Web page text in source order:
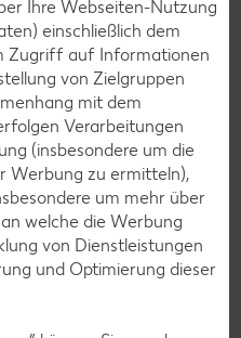
WhatsApp, Signal, Threema
anmelden
Ihre Webseiten-Nutzung
einschließlich dem
Zugriff auf Informationen
von Zielgruppen
mit dem
Verarbeitungen
(insbesondere um die
Werbung zu ermitteln),
um mehr über
welche die Werbung
von Dienstleistungen
und Optimierung dieser